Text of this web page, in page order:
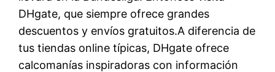
DHgate, que siempre ofrece grandes
descuentos y envíos gratuitos.A diferencia de
tus tiendas online típicas, DHgate ofrece
calcomanías inspiradoras con información